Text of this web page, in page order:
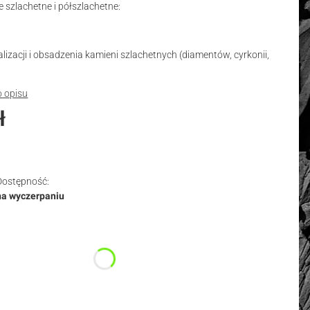
szlachetne i półszlachetne:
i obsadzenia kamieni szlachetnych (diamentów, cyrkonii,
opisu
wyczerpaniu